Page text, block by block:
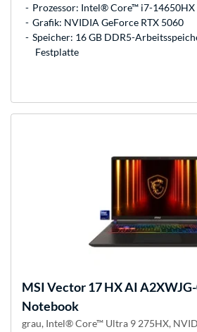
Prozessor: Intel® Core™ i7-14650HX
Grafik: NVIDIA GeForce RTX 5060
Speicher: 16 GB DDR5-
Festplatte
MSI Vector 17 HX AI
Notebook
grau, Intel® Core™ Ultra 9 275HX,